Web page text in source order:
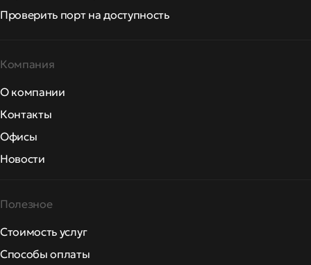
Проверить порт на доступность
Компания
О компании
Контакты
Офисы
Новости
Полезное
Стоимость услуг
Способы оплаты